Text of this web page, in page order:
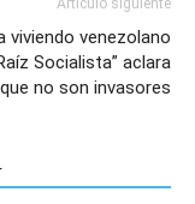
Artículo siguiente
viviendo venezolano
Socialista” aclara
que no son invasores